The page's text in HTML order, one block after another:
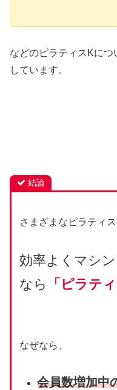
などのピラティスKに
しています。
結論
さまざまなピラティ
効率よくマシ
なら
「ピラテ
なぜなら、
会員数増加中